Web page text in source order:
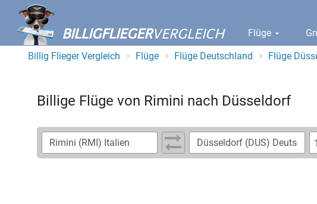
BILLIGFLIEGERVERGLEICH Flüge
Billig Flieger Vergleich Flüge Flüge Deutschland Flüge
Billige Flüge von Rimini nach Düsseldorf